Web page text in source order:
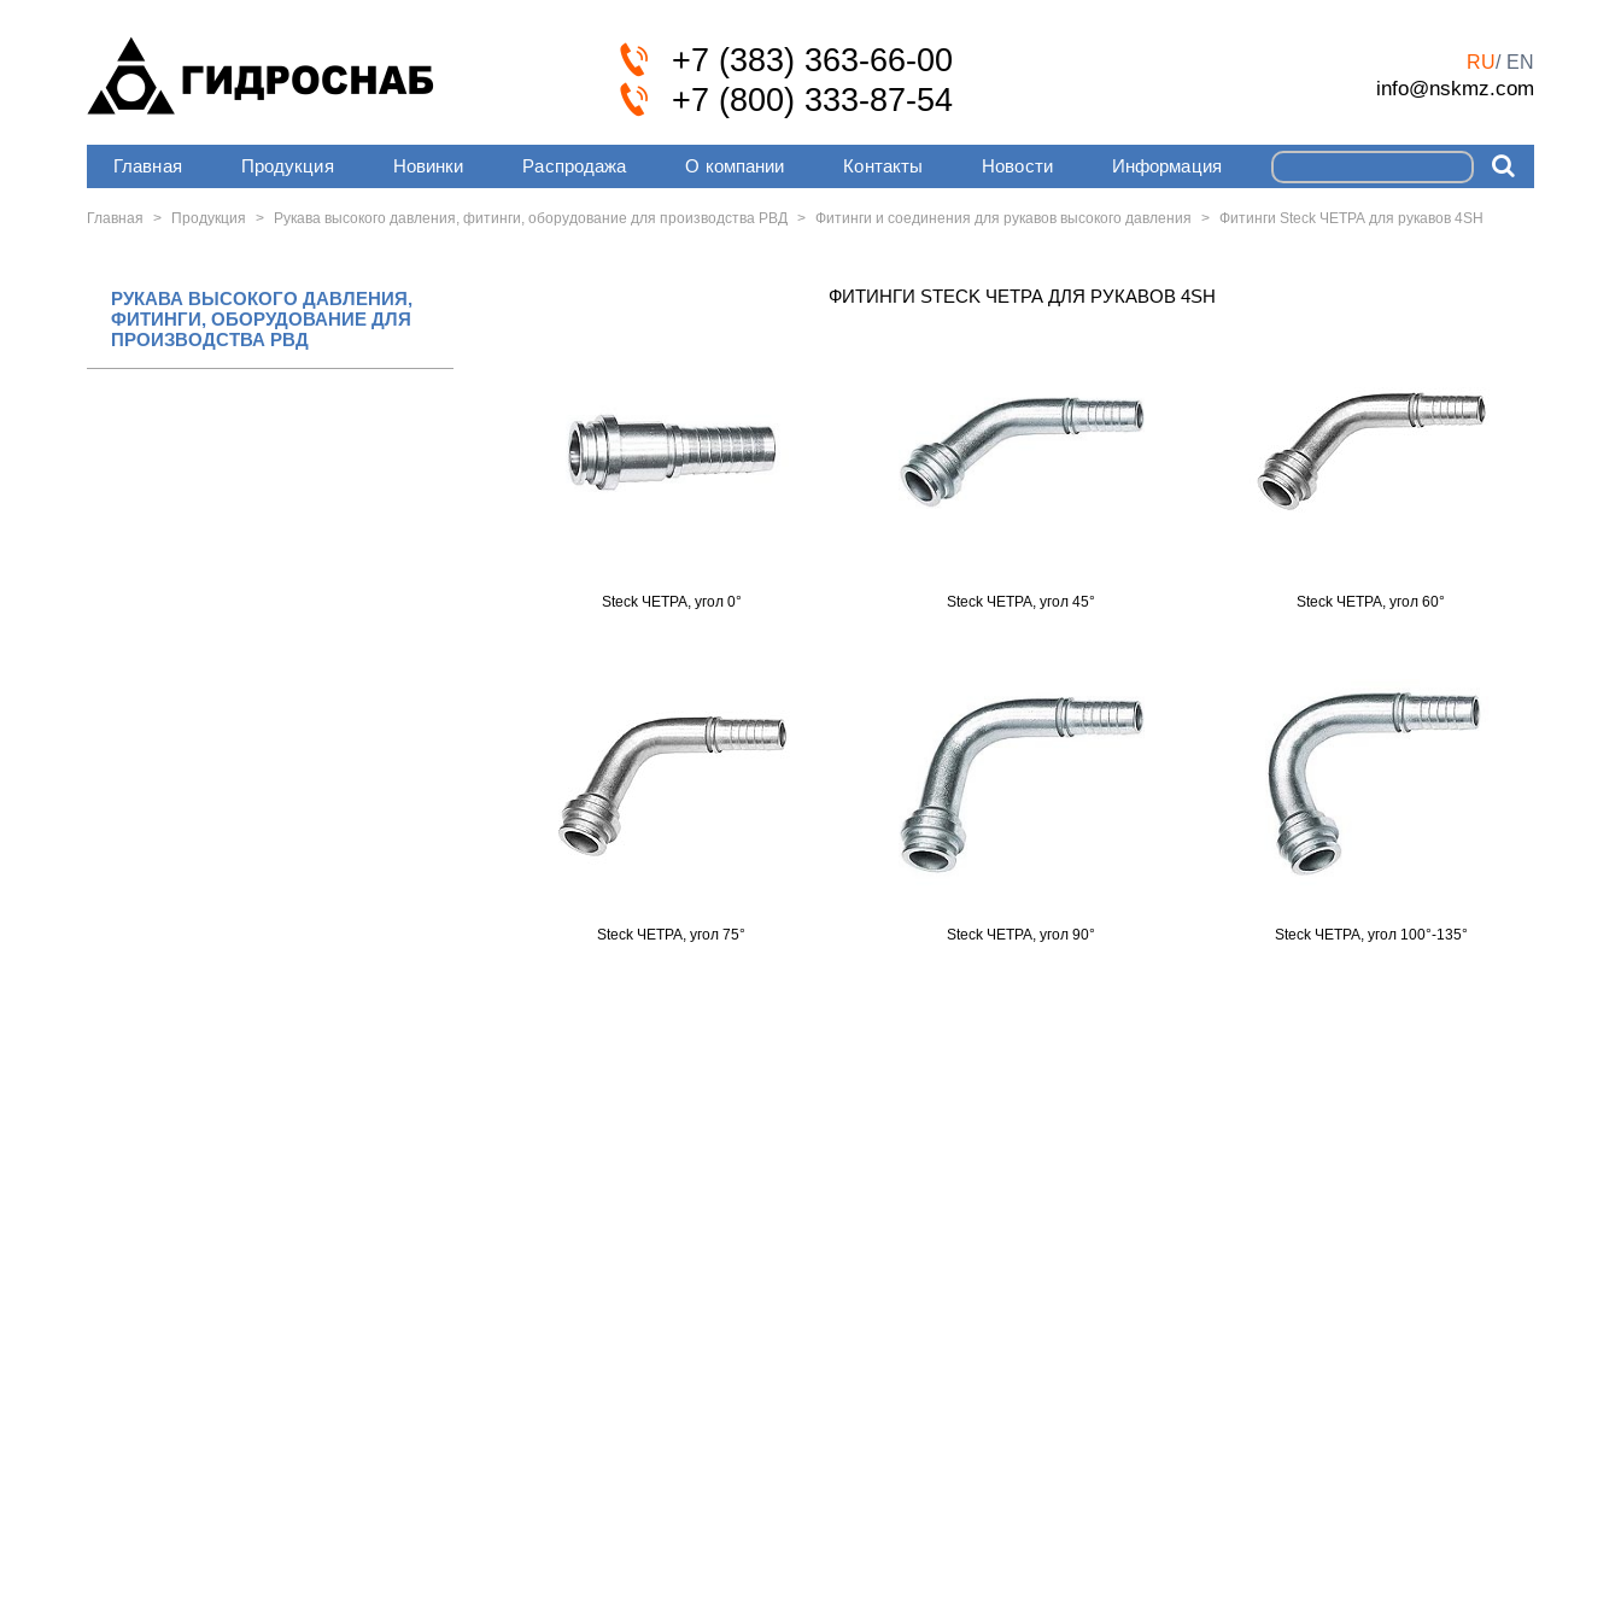
+7 (383) 363-66-00
+7 (800) 333-87-54
RU EN
info@nskmz.com
Главная Продукция Новинки Распродажа О компании Контакты Новости Информация
Главная > Продукция > Рукава высокого давления, фитинги, оборудование для производства РВД > Фитинги и соединения для рукавов высокого давления > Фитинги Steck ЧЕТРА для рукавов 4SH
РУКАВА ВЫСОКОГО ДАВЛЕНИЯ,
ФИТИНГИ, ОБОРУДОВАНИЕ ДЛЯ
ПРОИЗВОДСТВА РВД
ФИТИНГИ STECK ЧЕТРА ДЛЯ РУКАВОВ 4SH
Steck ЧЕТРА, угол 0° Steck ЧЕТРА, угол 45° Steck ЧЕТРА, угол 60°
Steck ЧЕТРА, угол 75° Steck ЧЕТРА, угол 90° Steck ЧЕТРА, угол 100°-135°